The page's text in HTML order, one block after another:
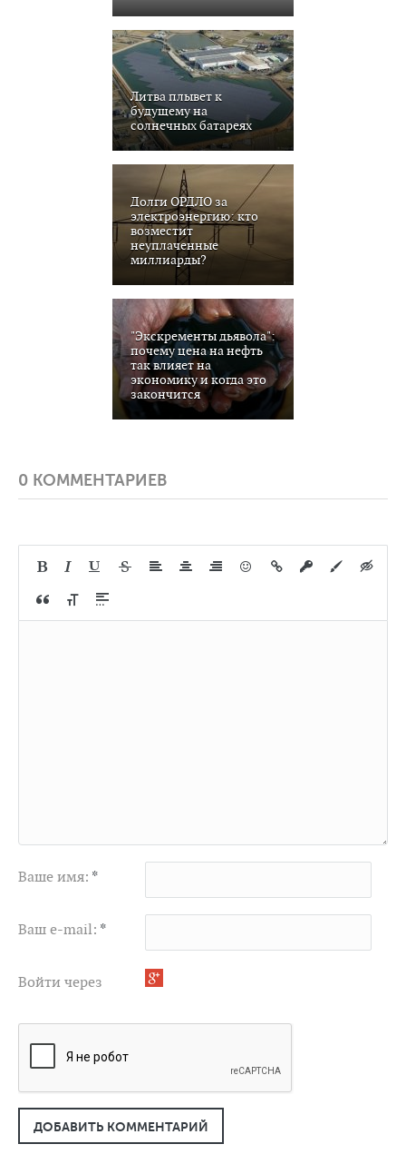
Литва плывет к
будущему на
солнечных батареях
Долги ОРДЛО за
электроэнергию: кто
возместит
неуплаченные
миллиарды?
"Экскременты дьявола":
почему цена на нефть
так влияет на
экономику и когда это
закончится
0 КОММЕНТАРИЕВ
Ваше имя: *
Ваш e-mail: *
Войти через
ДОБАВИТЬ КОММЕНТАРИЙ